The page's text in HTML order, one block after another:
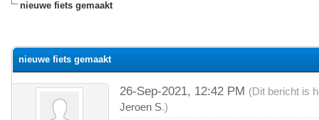
nieuwe fiets gemaakt
nieuwe fiets gemaakt
26-Sep-2021, 12:42 PM (Dit bericht is
Jeroen S.)